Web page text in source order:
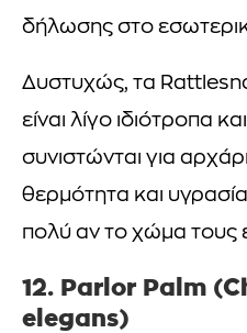
δήλωσης στο
Δυστυχώς, τα
είναι λίγο ιδιότροπα
συνιστώνται για
θερμότητα και
πολύ αν το χώμα τους
12. Parlor Palm
elegans)